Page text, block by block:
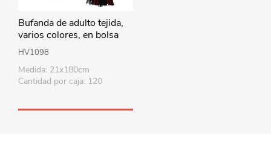
Bufanda de adulto tejida,
varios colores, en bolsa
HV1098
Medida: 21x180cm
Cantidad por caja: 120